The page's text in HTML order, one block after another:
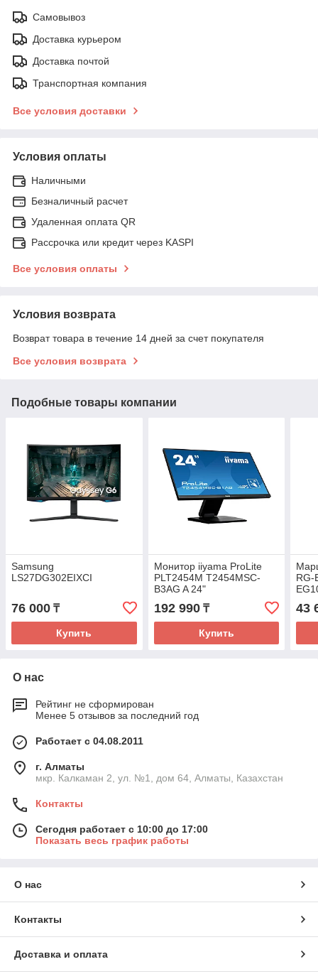
Самовывоз
Доставка курьером
Доставка почтой
Транспортная компания
Все условия доставки
Условия оплаты
Наличными
Безналичный расчет
Удаленная оплата QR
Рассрочка или кредит через KASPI
Все условия оплаты
Условия возврата
Возврат товара в течение 14 дней за счет покупателя
Все условия возврата
Подобные товары компании
Samsung
LS27DG302EIXCI
76 000 ₸
Купить
Монитор iiyama ProLite
PLT2454M T2454MSC-
B3AG A 24"
192 990₸
Купить
RG-
43
О нас
Рейтинг не сформирован
Менее 5 отзывов за последний год
Работает с 04.08.2011
г. Алматы
мкр. Калкаман 2, ул. №1, дом 64, Алматы, Казахстан
Контакты
Сегодня работает с 10:00 до 17:00
Показать весь график работы
О нас
Контакты
Доставка и оплата